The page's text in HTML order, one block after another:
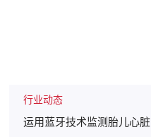
行业动态
运用蓝牙技术监测胎儿心脏